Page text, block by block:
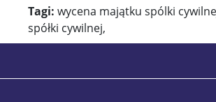
Tagi: wycena majątku spólki
spółki cywilnej,